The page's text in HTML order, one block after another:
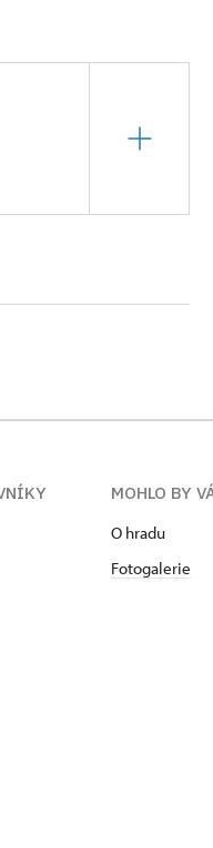
MOHLO BY
O hradu
Fotogalerie